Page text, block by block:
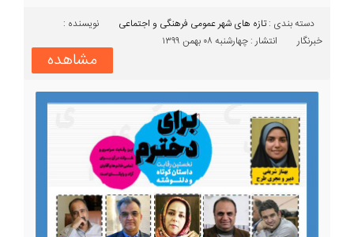
دسته بندی :‌تازه های شهرعمومی فرهنگی و اجتماعی
نویسنده :
خبرنگار
انتشار : چهارشنبه ۰۸ بهمن ۱۳۹۹
مشاهده